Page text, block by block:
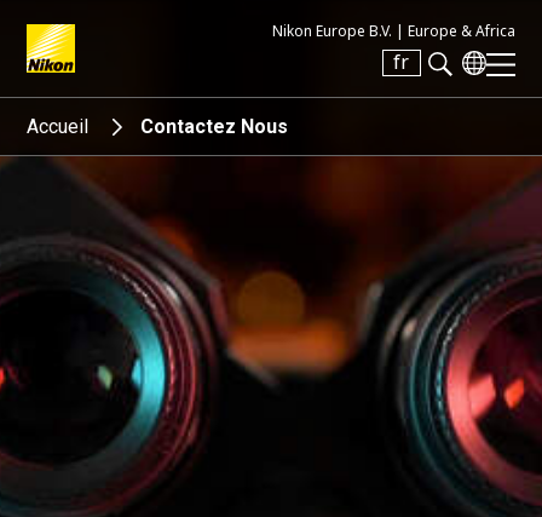
Nikon Europe B.V. | Europe & Africa
fr
Search keyword(s)
Accueil Contactez Nous